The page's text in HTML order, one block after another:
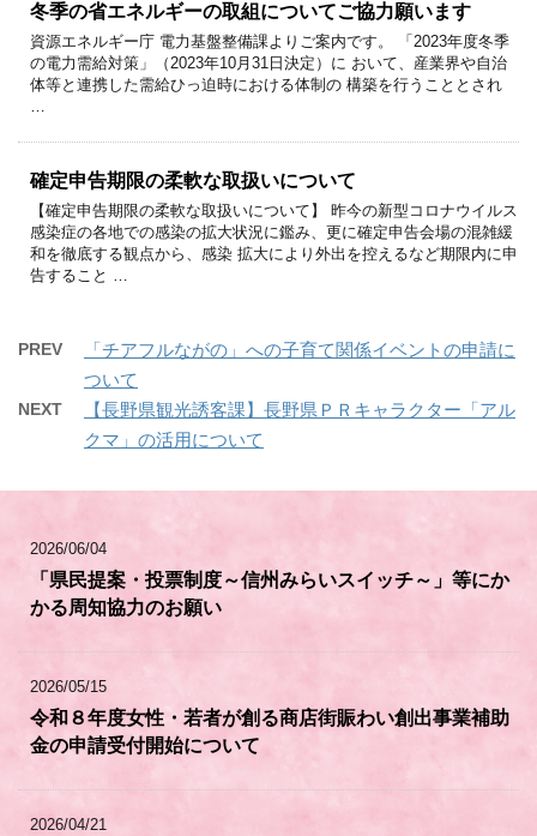
冬季の省エネルギーの取組についてご協力願います
資源エネルギー庁 電力基盤整備課よりご案内です。 「2023年度冬季
の電力需給対策」（2023年10月31日決定）に おいて、産業界や自治
体等と連携した需給ひっ迫時における体制の 構築を行うこととされ
…
確定申告期限の柔軟な取扱いについて
【確定申告期限の柔軟な取扱いについて】 昨今の新型コロナウイルス
感染症の各地での感染の拡大状況に鑑み、更に確定申告会場の混雑緩
和を徹底する観点から、感染 拡大により外出を控えるなど期限内に申
告すること …
PREV
「チアフルながの」への子育て関係イベントの申請に
ついて
NEXT
【長野県観光誘客課】長野県ＰＲキャラクター「アル
クマ」の活用について
2026/06/04
「県民提案・投票制度～信州みらいスイッチ～」等にか
かる周知協力のお願い
2026/05/15
令和８年度女性・若者が創る商店街賑わい創出事業補助
金の申請受付開始について
2026/04/21